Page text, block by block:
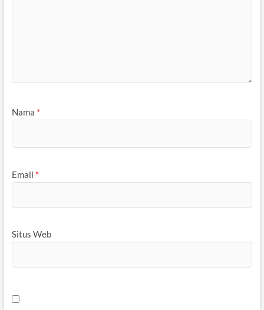
Nama *
Email *
Situs Web